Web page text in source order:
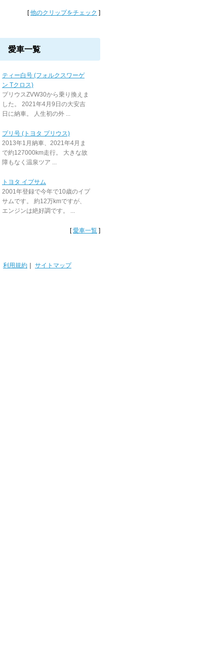
[他のクリップをチェック ]
愛車一覧
ティー白号 (フォルクスワーゲ
ン Tクロス)
プリウスZVW30から乗り換えま
した。 2021年4月9日の大安吉
日に納車。 人生初の外 ...
プリ号 (トヨタ プリウス)
2013年1月納車、2021年4月ま
で約127000km走行。 大きな故
障もなく温泉ツア ...
トヨタ イプサム
2001年登録で今年で10歳のイプ
サムです。 約12万kmですが、
エンジンは絶好調です。 ...
[愛車一覧 ]
利用規約 サイトマップ